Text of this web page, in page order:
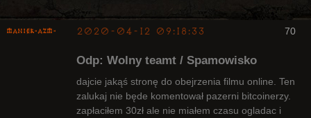
70
Maniek-AZM- 2020-04-12 09:18:33
Odp: Wolny teamt / Spamowisko
dajcie jakąś stronę do obejrzenia filmu online. Ten
zalukaj nie będe komentował pazerni bitcoinerzy.
zapłaciłem 30zł ale nie miałem czasu ogladac i